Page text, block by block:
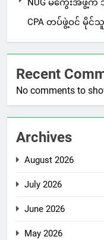
NUG မကွေးအဖွဲ့က
CPA တပ်ဖွဲ့ဝင် မို
Recent
No comments to
Archives
August 2026
July 2026
June 2026
May 2026